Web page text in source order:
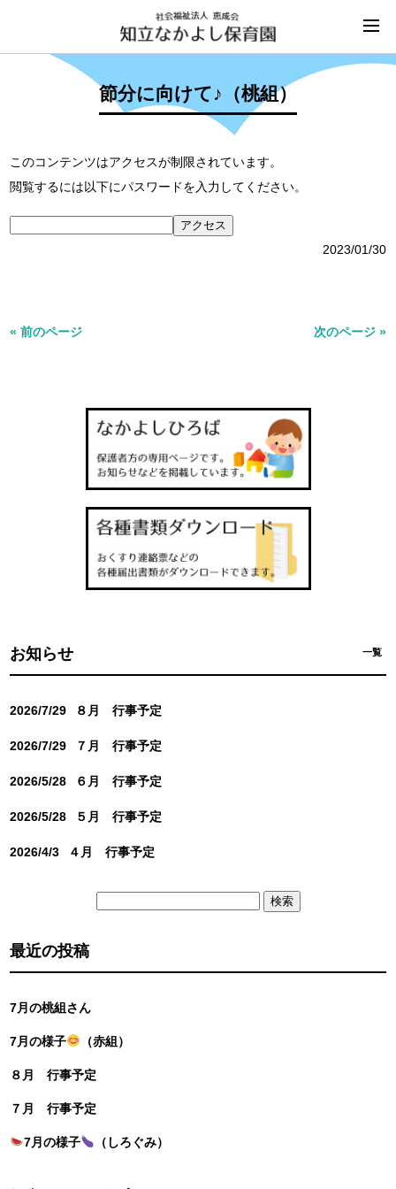
節分に向けて♪（桃組）
このコンテンツはアクセスが制限されています。
閲覧するには以下にパスワードを入力してください。
2023/01/30
« 前のページ 次のページ »
お知らせ 一覧
2026/7/29 ８月 行事予定
2026/7/29 ７月 行事予定
2026/5/28 ６月 行事予定
2026/5/28 ５月 行事予定
2026/4/3 ４月 行事予定
最近の投稿
7月の桃組さん
7月の様子 （赤組）
８月 行事予定
７月 行事予定
7月の様子 （しろぐみ）